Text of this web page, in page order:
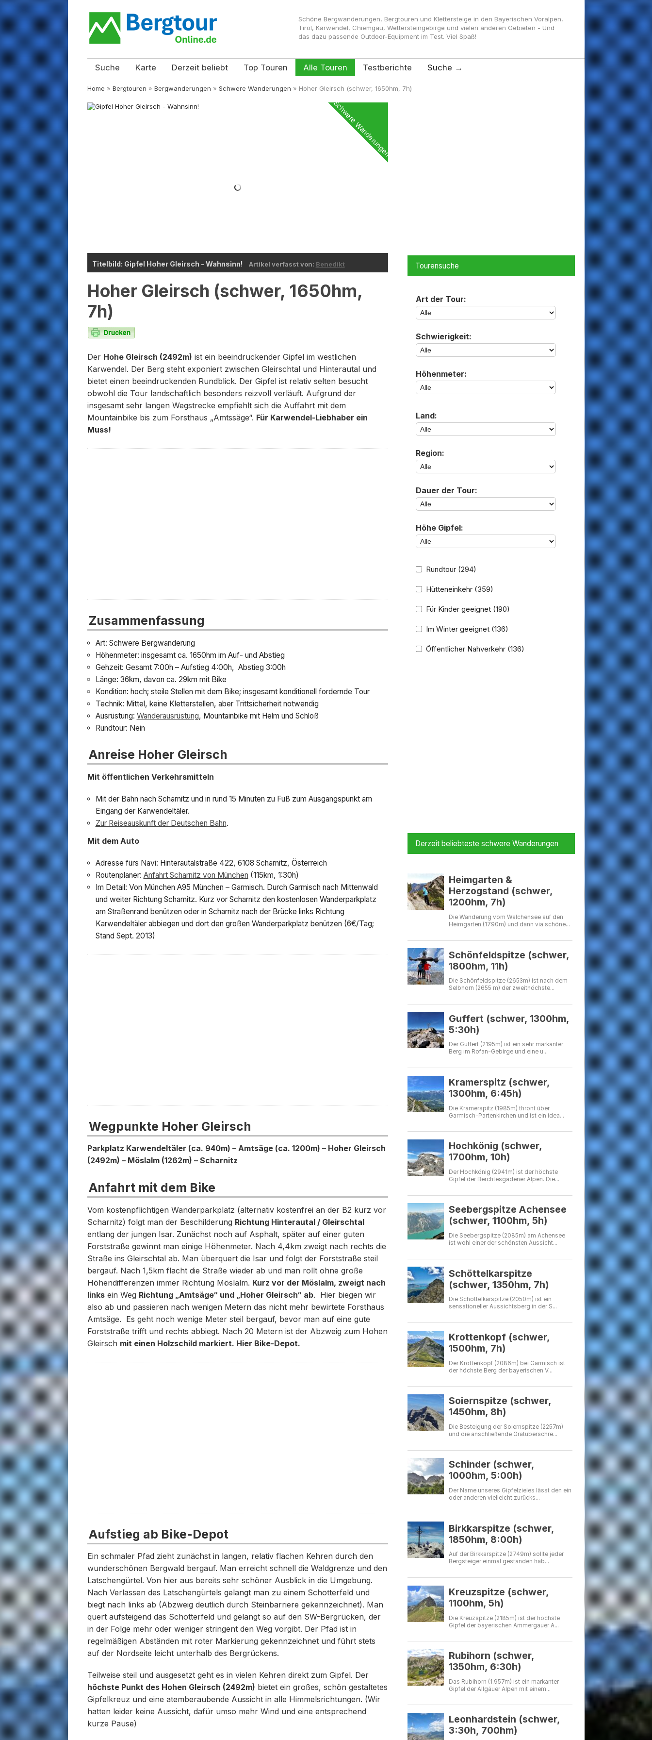
Schöne Bergwanderungen, Bergtouren und Klettersteige in den Bayerischen Voralpen,
Tirol, Karwendel, Chiemgau, Wettersteingebirge und vielen anderen Gebieten - Und
das dazu passende Outdoor-Equipment im Test. Viel Spaß!
Suche Karte Derzeit beliebt Top Touren Alle Touren Testberichte Suche →
Home » Bergtouren » Bergwanderungen » Schwere Wanderungen » Hoher Gleirsch (schwer, 1650hm, 7h)
Schwere Wanderungen
Titelbild: Gipfel Hoher Gleirsch - Wahnsinn! Artikel verfasst von: Benedikt
Hoher Gleirsch (schwer, 1650hm,
7h)
Der Hohe Gleirsch (2492m) ist ein beeindruckender Gipfel im westlichen
Karwendel. Der Berg steht exponiert zwischen Gleirschtal und Hinterautal und
bietet einen beeindruckenden Rundblick. Der Gipfel ist relativ selten besucht
obwohl die Tour landschaftlich besonders reizvoll verläuft. Aufgrund der
insgesamt sehr langen Wegstrecke empfiehlt sich die Auffahrt mit dem
Mountainbike bis zum Forsthaus „Amtssäge“. Für Karwendel-Liebhaber ein
Muss!
Zusammenfassung
Art: Schwere Bergwanderung
Höhenmeter: insgesamt ca. 1650hm im Auf- und Abstieg
Gehzeit: Gesamt 7:00h – Aufstieg 4:00h, Abstieg 3:00h
Länge: 36km, davon ca. 29km mit Bike
Kondition: hoch; steile Stellen mit dem Bike; insgesamt konditionell fordernde Tour
Technik: Mittel, keine Kletterstellen, aber Trittsicherheit notwendig
Ausrüstung: Wanderausrüstung, Mountainbike mit Helm und Schloß
Rundtour: Nein
Anreise Hoher Gleirsch
Mit öffentlichen Verkehrsmitteln
Mit der Bahn nach Scharnitz und in rund 15 Minuten zu Fuß zum Ausgangspunkt am
Eingang der Karwendeltäler.
Zur Reiseauskunft der Deutschen Bahn.
Mit dem Auto
Adresse fürs Navi: Hinterautalstraße 422, 6108 Scharnitz, Österreich
Routenplaner: Anfahrt Scharnitz von München (115km, 1:30h)
Im Detail: Von München A95 München – Garmisch. Durch Garmisch nach Mittenwald
und weiter Richtung Scharnitz. Kurz vor Scharnitz den kostenlosen Wanderparkplatz
am Straßenrand benützen oder in Scharnitz nach der Brücke links Richtung
Karwendeltäler abbiegen und dort den großen Wanderparkplatz benützen (6€/Tag;
Stand Sept. 2013)
Wegpunkte Hoher Gleirsch
Parkplatz Karwendeltäler (ca. 940m) – Amtsäge (ca. 1200m) – Hoher Gleirsch
(2492m) – Möslalm (1262m) – Scharnitz
Anfahrt mit dem Bike
Vom kostenpflichtigen Wanderparkplatz (alternativ kostenfrei an der B2 kurz vor
Scharnitz) folgt man der Beschilderung Richtung Hinterautal / Gleirschtal
entlang der jungen Isar. Zunächst noch auf Asphalt, später auf einer guten
Forststraße gewinnt man einige Höhenmeter. Nach 4,4km zweigt nach rechts die
Straße ins Gleirschtal ab. Man überquert die Isar und folgt der Forststraße steil
bergauf. Nach 1,5km flacht die Straße wieder ab und man rollt ohne große
Höhendifferenzen immer Richtung Möslalm. Kurz vor der Möslalm, zweigt nach
linksein Weg Richtung „Amtsäge“ und „Hoher Gleirsch“ ab. Hier biegen wir
also ab und passieren nach wenigen Metern das nicht mehr bewirtete Forsthaus
Amtsäge. Es geht noch wenige Meter steil bergauf, bevor man auf eine gute
Forststraße trifft und rechts abbiegt. Nach 20 Metern ist der Abzweig zum Hohen
Gleirsch mit einen Holzschild markiert. Hier Bike-Depot.
Aufstieg ab Bike-Depot
Ein schmaler Pfad zieht zunächst in langen, relativ flachen Kehren durch den
wunderschönen Bergwald bergauf. Man erreicht schnell die Waldgrenze und den
Latschengürtel. Von hier aus bereits sehr schöner Ausblick in die Umgebung.
Nach Verlassen des Latschengürtels gelangt man zu einem Schotterfeld und
biegt nach links ab (Abzweig deutlich durch Steinbarriere gekennzeichnet). Man
quert aufsteigend das Schotterfeld und gelangt so auf den SW-Bergrücken, der
in der Folge mehr oder weniger stringent den Weg vorgibt. Der Pfad ist in
regelmäßigen Abständen mit roter Markierung gekennzeichnet und führt stets
auf der Nordseite leicht unterhalb des Bergrückens.
Teilweise steil und ausgesetzt geht es in vielen Kehren direkt zum Gipfel. Der
höchste Punkt des Hohen Gleirsch (2492m) bietet ein großes, schön gestaltetes
Gipfelkreuz und eine atemberaubende Aussicht in alle Himmelsrichtungen. (Wir
hatten leider keine Aussicht, dafür umso mehr Wind und eine entsprechend
kurze Pause)
Tourensuche
Art der Tour:
Schwierigkeit:
Höhenmeter:
Land:
Region:
Dauer der Tour:
Höhe Gipfel:
Rundtour (294)
Hütteneinkehr (359)
Für Kinder geeignet (190)
Im Winter geeignet (136)
Öffentlicher Nahverkehr (136)
Derzeit beliebteste schwere Wanderungen